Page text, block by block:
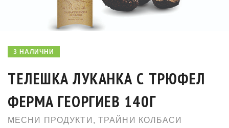
3 НАЛИЧНИ
ТЕЛЕШКА ЛУКАНКА С ТРЮФЕЛ
ФЕРМА ГЕОРГИЕВ 140Г
МЕСНИ ПРОДУКТИ , ТРАЙНИ КОЛБАСИ